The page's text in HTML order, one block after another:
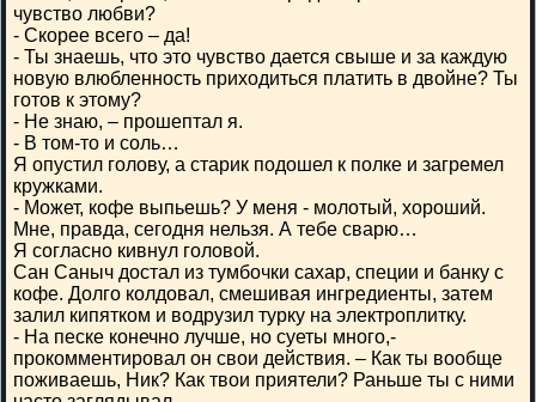
чувство любви?
- Скорее всего – да!
- Ты знаешь, что это чувство дается свыше и за каждую
новую влюбленность приходиться платить в двойне? Ты
готов к этому?
- Не знаю, – прошептал я.
- В том-то и соль…
Я опустил голову, а старик подошел к полке и загремел
кружками.
- Может, кофе выпьешь? У меня - молотый, хороший.
Мне, правда, сегодня нельзя. А тебе сварю…
Я согласно кивнул головой.
Сан Саныч достал из тумбочки сахар, специи и банку с
кофе. Долго колдовал, смешивая ингредиенты, затем
залил кипятком и водрузил турку на электроплитку.
- На песке конечно лучше, но суеты много,-
прокомментировал он свои действия. – Как ты вообще
поживаешь, Ник? Как твои приятели? Раньше ты с ними